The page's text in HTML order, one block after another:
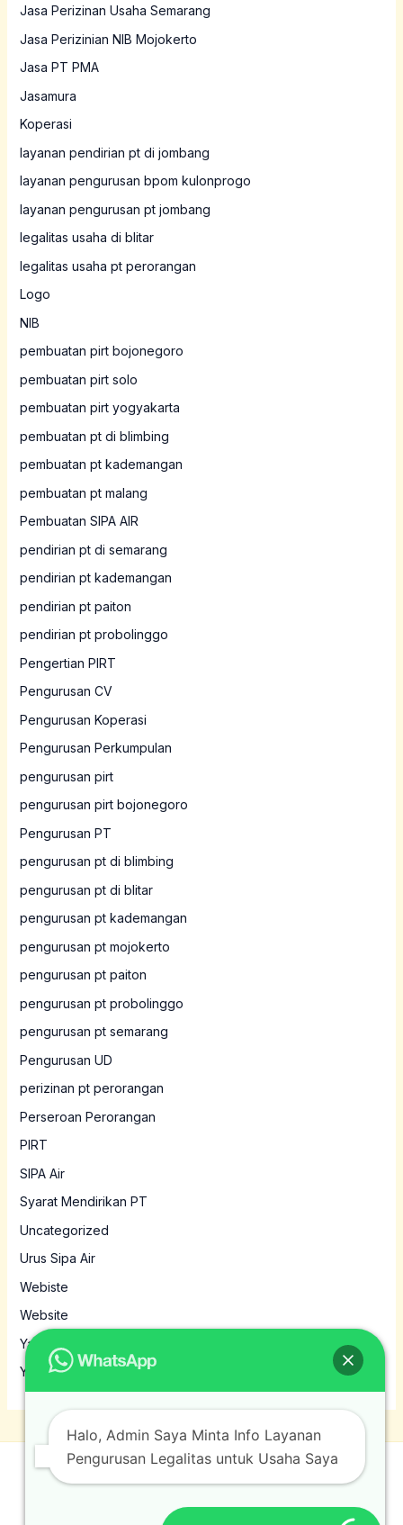
Jasa Perizinan Usaha Semarang
Jasa Perizinian NIB Mojokerto
Jasa PT PMA
Jasamura
Koperasi
layanan pendirian pt di jombang
layanan pengurusan bpom kulonprogo
layanan pengurusan pt jombang
legalitas usaha di blitar
legalitas usaha pt perorangan
Logo
NIB
pembuatan pirt bojonegoro
pembuatan pirt solo
pembuatan pirt yogyakarta
pembuatan pt di blimbing
pembuatan pt kademangan
pembuatan pt malang
Pembuatan SIPA AIR
pendirian pt di semarang
pendirian pt kademangan
pendirian pt paiton
pendirian pt probolinggo
Pengertian PIRT
Pengurusan CV
Pengurusan Koperasi
Pengurusan Perkumpulan
pengurusan pirt
pengurusan pirt bojonegoro
Pengurusan PT
pengurusan pt di blimbing
pengurusan pt di blitar
pengurusan pt kademangan
pengurusan pt mojokerto
pengurusan pt paiton
pengurusan pt probolinggo
pengurusan pt semarang
Pengurusan UD
perizinan pt perorangan
Perseroan Perorangan
PIRT
SIPA Air
Syarat Mendirikan PT
Uncategorized
Urus Sipa Air
Webiste
Website
Yayasan
Yayasan MBG
© 2026 Jasamura. Powered by Jasamura.
Halo, Admin Saya Minta Info Layanan
Pengurusan Legalitas untuk Usaha Saya